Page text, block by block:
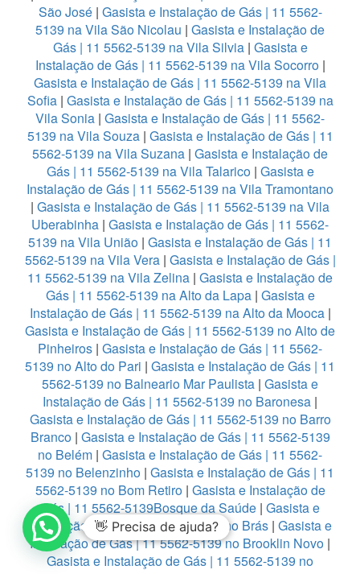
São José| Gasista e Instalação de Gás | 11 5562-
5139 na Vila São Nicolau | Gasista e Instalação de
Gás | 11 5562-5139 na Vila Silvia| Gasista e
Instalação de Gás | 11 5562-5139 na Vila Socorro|
Gasista e Instalação de Gás | 11 5562-5139 na Vila
Sofia| Gasista e Instalação de Gás | 11 5562-5139 na
Vila Sonia | Gasista e Instalação de Gás | 11 5562-
5139 na Vila Souza| Gasista e Instalação de Gás | 11
5562-5139 na Vila Suzana | Gasista e Instalação de
Gás | 11 5562-5139 na Vila Talarico| Gasista e
Instalação de Gás | 11 5562-5139 na Vila Tramontano
| Gasista e Instalação de Gás | 11 5562-5139 na Vila
Uberabinha | Gasista e Instalação de Gás | 11 5562-
5139 na Vila União | Gasista e Instalação de Gás | 11
5562-5139 na Vila Vera| Gasista e Instalação de Gás |
11 5562-5139 na Vila Zelina | Gasista e Instalação de
Gás | 11 5562-5139 na Alto da Lapa| Gasista e
Instalação de Gás | 11 5562-5139 na Alto da Mooca|
Gasista e Instalação de Gás | 11 5562-5139 no Alto de
Pinheiros | Gasista e Instalação de Gás | 11 5562-
5139 no Alto do Pari | Gasista e Instalação de Gás | 11
5562-5139 no Balneario Mar Paulista | Gasista e
Instalação de Gás | 11 5562-5139 no Baronesa |
Gasista e Instalação de Gás | 11 5562-5139 no Barro
Branco| Gasista e Instalação de Gás | 11 5562-5139
no Belém | Gasista e Instalação de Gás | 11 5562-
5139 no Belenzinho | Gasista e Instalação de Gás | 11
5562-5139 no Bom Retiro| Gasista e Instalação de
Gás | 11 5562-5139Bosque da Saúde| Gasista e
Instalação de Gás | 11 5562-5139 no Brás| Gasista e
Instalação de Gás | 11 5562-5139 no Brooklin Novo |
Gasista e Instalação de Gás | 11 5562-5139 no
👋 Precisa de ajuda?